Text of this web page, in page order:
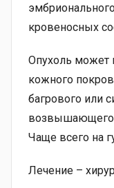
кровеносных
Опухоль может
кожного
багрового или
Чаще всего на
Лечение –